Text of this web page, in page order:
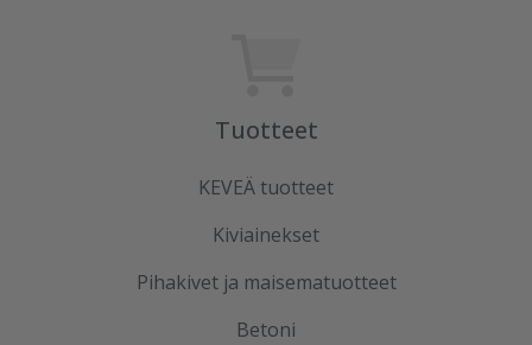
Tuotteet
KEVEÄ tuotteet
Kiviainekset
Pihakivet ja maisematuotteet
Betoni